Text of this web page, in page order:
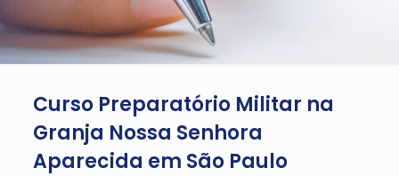
Curso Preparatório Militar na
Granja Nossa Senhora
Aparecida em São Paulo